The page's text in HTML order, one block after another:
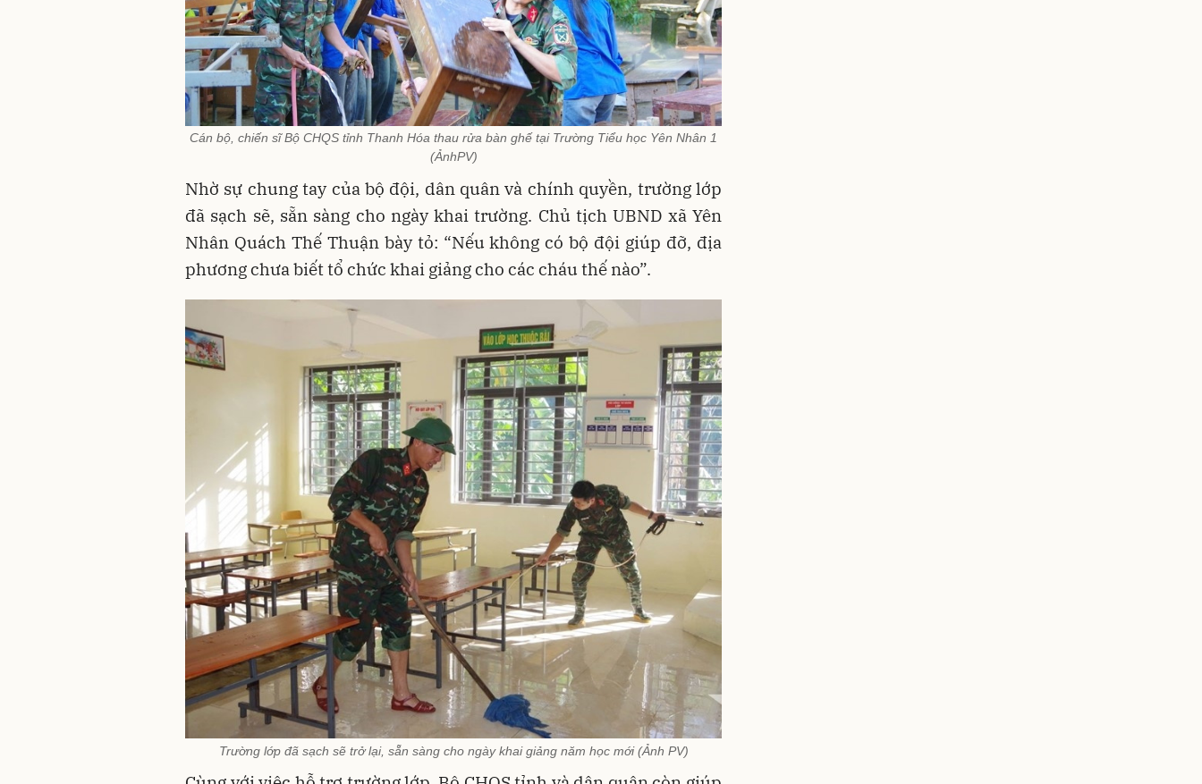
Cán bộ, chiến sĩ Bộ CHQS tỉnh Thanh Hóa thau rửa bàn ghế tại Trường Tiểu học Yên Nhân 1
(ẢnhPV)
Nhờ sự chung tay của bộ đội, dân quân và chính quyền, trường lớp
đã sạch sẽ, sẵn sàng cho ngày khai trường. Chủ tịch UBND xã Yên
Nhân Quách Thế Thuận bày tỏ: “Nếu không có bộ đội giúp đỡ, địa
phương chưa biết tổ chức khai giảng cho các cháu thế nào”.
Trường lớp đã sạch sẽ trở lại, sẵn sàng cho ngày khai giảng năm học mới (Ảnh PV)